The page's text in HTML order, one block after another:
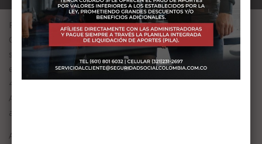
Para poder realizar el traslado de Régimen [Fondo Privado –
Colpensiones], debe tener en cuenta que lo podrá hacer
siempre y cuando le faltaren más de diez (10) años cumplir la
edad legal de pensión, esto escon anterioridada cumplir los
47 años las mujeres, y 52 años para los hombres.
Adicionalmente haber estado en el Régimen por lo menos 5
años.
Así que, si cumple con los requisitos señalados anteriormente,